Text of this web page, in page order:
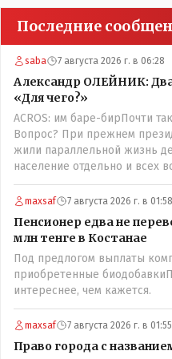
Последние
saba 7 августа 2026 г. в 06:28
Александр ОЛЕЙНИК:
«Для чего?»
ACROS: им баре-бирПочти
Вопрос? При прежнем
жили параллельной жизнь
население отдельно и всех
кроме отдельных очень
их всегда быстро выявляли и
политической жизни страны!
потихоньку забирается в
уже хочется спросить у
вы избранники?" Но те глухо
обезличивающей стеной
избрали и спросить увы не
том что и власти это не
скапливается, ему
maxsaf 7 августа 2026 г. в 01:58
Пенсионер едва не
млн тенге в Костанае
Под предлогом выплаты
приобретенные
интереснее, чем кажется.
maxsaf 7 августа 2026 г. в 01:55
Право города с